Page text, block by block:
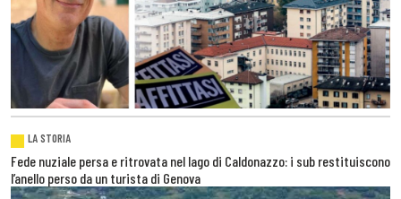
LA STORIA
Fede nuziale persa e ritrovata nel lago di Caldonazzo: i sub restituiscono
l’anello perso da un turista di Genova